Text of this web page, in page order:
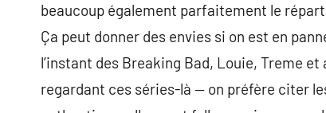
beaucoup également parfaitement le
Ça peut donner des envies si on est en
l’instant des Breaking Bad, Louie, Treme
regardant ces séries-là — on préfère citer